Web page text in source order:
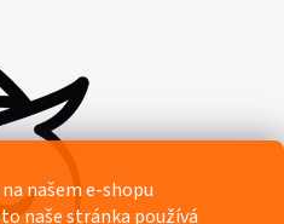
našem e-shopu
naše stránka používá